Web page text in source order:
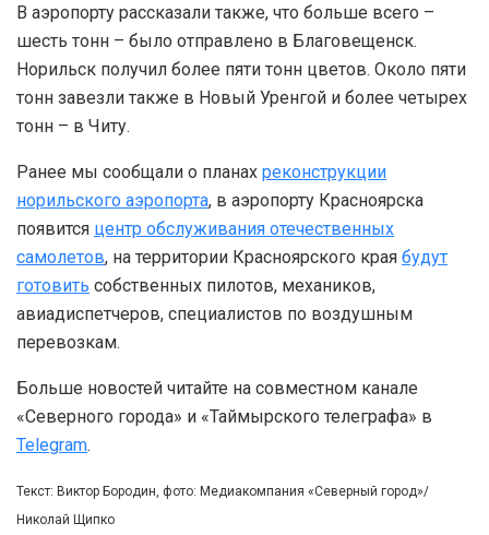
В аэропорту рассказали также, что больше всего –
шесть тонн – было отправлено в Благовещенск.
Норильск получил более пяти тонн цветов. Около пяти
тонн завезли также в Новый Уренгой и более четырех
тонн – в Читу.
Ранее мы сообщали о планах реконструкции
норильского аэропорта, в аэропорту Красноярска
появится центр обслуживания отечественных
самолетов, на территории Красноярского края будут
готовить собственных пилотов, механиков,
авиадиспетчеров, специалистов по воздушным
перевозкам.
Больше новостей читайте на совместном канале
«Северного города» и «Таймырского телеграфа» в
Telegram.
Текст: Виктор Бородин, фото: Медиакомпания «Северный город»/
Николай Щипко